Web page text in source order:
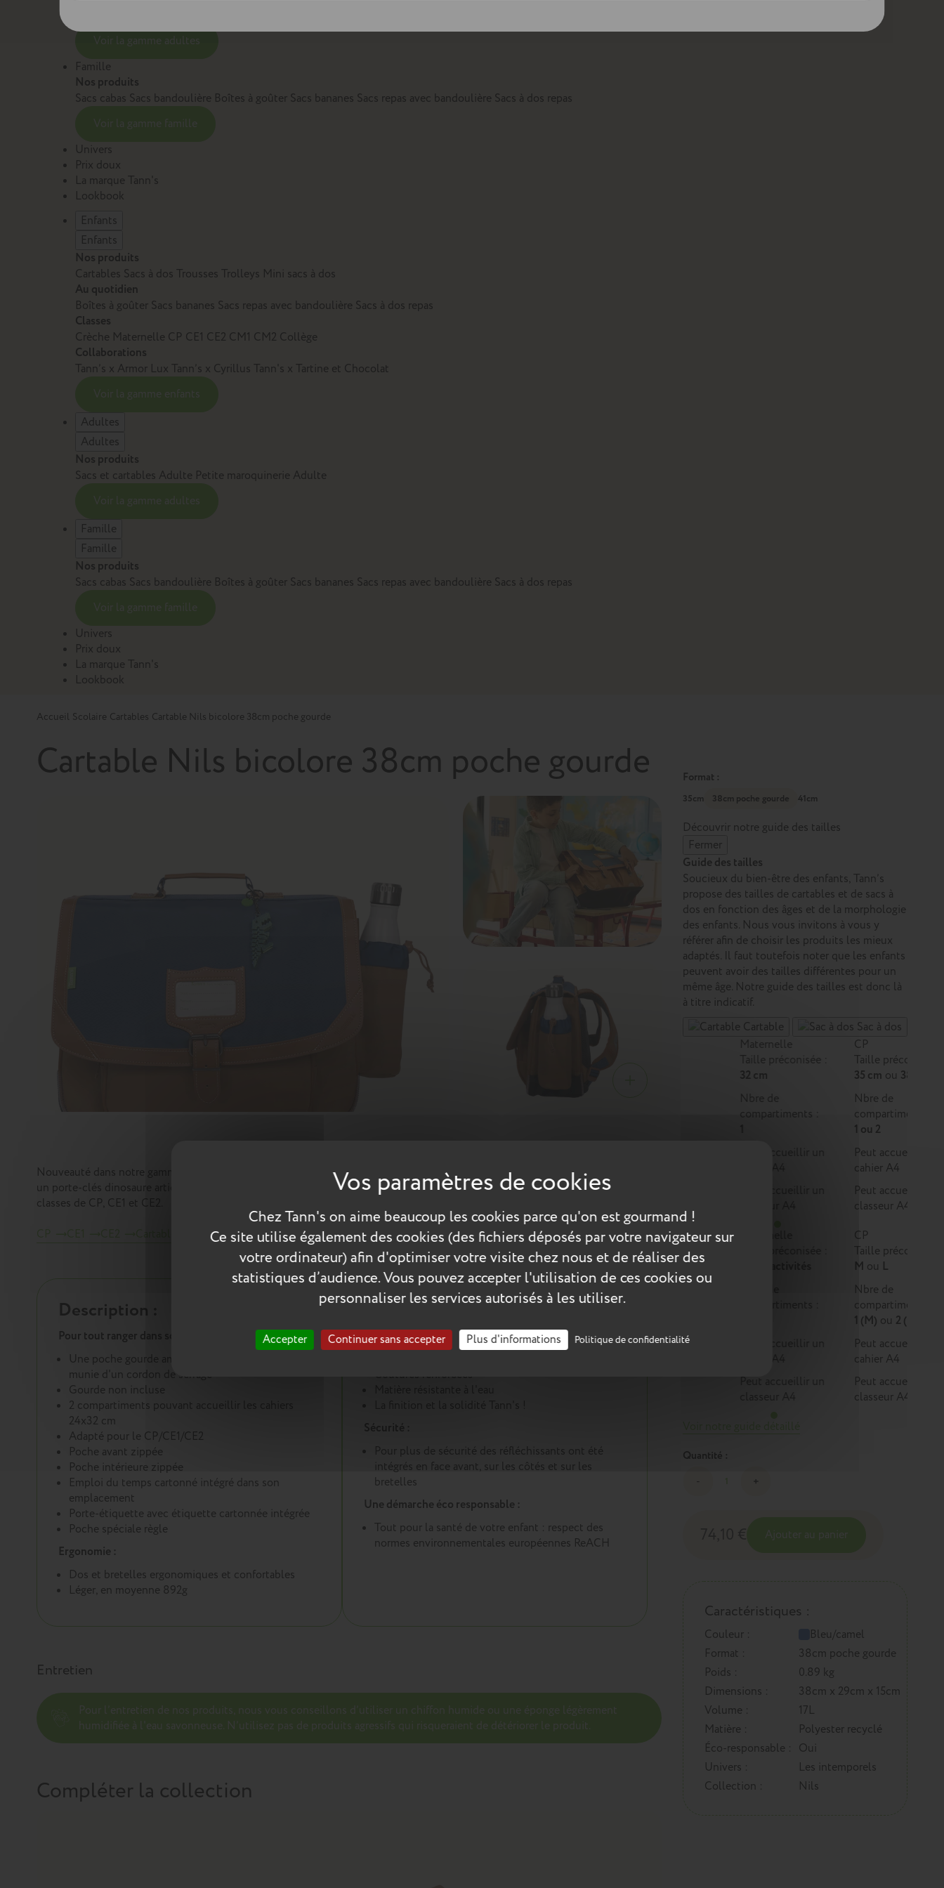
Chez Tann's on aime beaucoup les cookies parce qu'on est gourmand !
Ce site utilise également des cookies (des fichiers déposés par votre navigateur sur
votre ordinateur) afin d'optimiser votre visite chez nous et de réaliser des
statistiques d’audience. Vous pouvez accepter l'utilisation de ces cookies ou
personnaliser les services autorisés à les utiliser.
Accepter Continuer sans accepter Plus d'informations Politique de confidentialité
Famille
Nos produits
Sacs cabas Sacs bandoulière Boîtes à goûter Sacs bananes Sacs repas avec bandoulière Sacs à dos repas
Univers
Prix doux
La marque Tann's
Lookbook
Enfants
Enfants
Nos produits
Cartables Sacs à dos Trousses Trolleys Mini sacs à dos
Au quotidien
Boîtes à goûter Sacs bananes Sacs repas avec bandoulière Sacs à dos repas
Classes
Crèche Maternelle CP CE1 CE2 CM1 CM2 Collège
Collaborations
Tann’s x Armor Lux Tann’s x Cyrillus Tann's x Tartine et Chocolat
Adultes
Adultes
Nos produits
Sacs et cartables Adulte Petite maroquinerie Adulte
Famille
Famille
Nos produits
Sacs cabas Sacs bandoulière Boîtes à goûter Sacs bananes Sacs repas avec bandoulière Sacs à dos repas
Univers
Prix doux
La marque Tann's
Lookbook
Accueil Scolaire Cartables Cartable Nils bicolore 38cm poche gourde
Cartable Nils bicolore 38cm poche gourde Format :
35cm 38cm poche gourde 41cm
Découvrir notre guide des tailles
Fermer
Guide des tailles
Soucieux du bien-être des enfants, Tann’s
propose des tailles de cartables et de sacs à
dos en fonction des âges et de la morphologie
des enfants. Nous vous invitons à vous y
référer afin de choisir les produits les mieux
adaptés. Il faut toutefois noter que les enfants
peuvent avoir des tailles différentes pour un
même âge. Notre guide des tailles est donc là
à titre indicatif.
Cartable
Sac à dos
Maternelle
Taille préconisée :
32 cm
Nbre de
compartiments :
CP
Taille préconisée :
35 cm ou 38 cm
Nbre de
compartiments :
1 ou 2
Peut accueillir un
cahier A4
Peut accueillir un
classeur A4
Peut accueillir un
CP
Taille préconisée :
M ou L
Nbre de
compartiments :
1 (M) ou 2 (L)
Peut accueillir un
cahier A4
Peut accueillir un
classeur A4
Quantité :
Caractéristiques :
Couleur :
Bleu/camel
Format :
38cm poche gourde
Poids :
0.89 kg
Dimensions :
38cm x 29cm x 15cm
Volume :
17L
Matière :
Polyester recyclé
Éco-responsable : Oui
Univers :
Les intemporels
Collection :
Nils
Nouveauté dans notre gamme bicolore ! Le cartable Nils vous séduira grâce à son duo de couleurs chics et tendance. Twisté par
un porte-clés dinosaure articulé, il plaira autant aux enfants qu’aux parents. Ce cartable Tann's d'un dos de 38 cm est adapté aux
classes de CP, CE1 et CE2.
Scolaire Les intemporels
Description :
Pour tout ranger dans son cartable :
Une poche gourde amovible (8 cm de diamètre)
munie d'un cordon de serrage
Gourde non incluse
2 compartiments pouvant accueillir les cahiers
24x32 cm
Adapté pour le CP/CE1/CE2
Poche avant zippée
Poche intérieure zippée
Emploi du temps cartonné intégré dans son
emplacement
Porte-étiquette avec étiquette cartonnée intégrée
Poche spéciale règle
Ergonomie :
Dos et bretelles ergonomiques et confortables
Léger, en moyenne 892g
Les plus du produit :
Un cartable conçu pour durer :
Coutures renforcées
Pour plus de sécurité des réfléchissants ont été
intégrés en face avant, sur les côtés et sur les
bretelles
Une démarche éco responsable :
Tout pour la santé de votre enfant : respect des
normes environnementales européennes ReACH
Entretien
Compléter la collection